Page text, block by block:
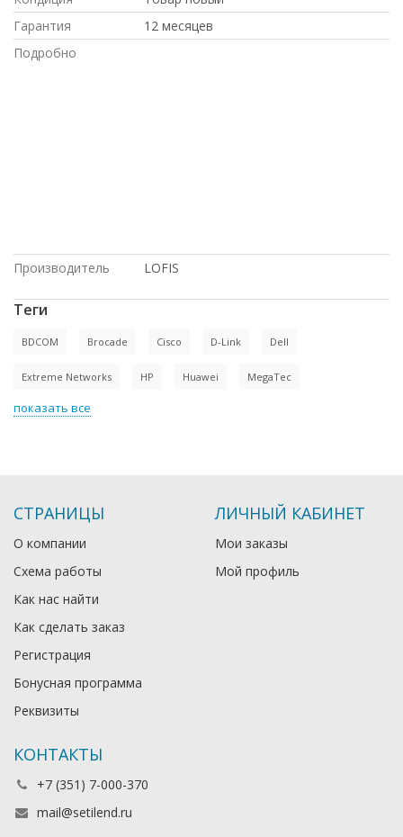
Гарантия
12 месяцев
Подробно
Производитель
LOFIS
Теги
BDCOM Brocade Cisco D-Link Dell
Extreme Networks HP Huawei MegaTec
показать все
СТРАНИЦЫ
О компании
Схема работы
Как нас найти
Как сделать заказ
Регистрация
Бонусная программа
Реквизиты
ЛИЧНЫЙ КАБИНЕТ
Мои заказы
Мой профиль
КОНТАКТЫ
+7 (351) 7-000-370
mail@setilend.ru